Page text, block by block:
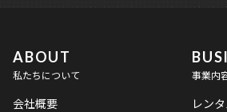
ABOUT
私たちについて
会社概要
事業内
レン